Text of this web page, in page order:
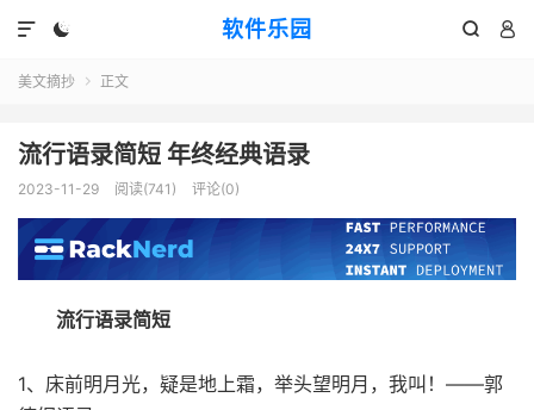
软件乐园 
 

美文摘抄  正文
流行语录简短 年终经典语录
2023-11-29 阅读(741) 评论(0)
流行语录简短
1、床前明月光，疑是地上霜，举头望明月，我叫！——郭